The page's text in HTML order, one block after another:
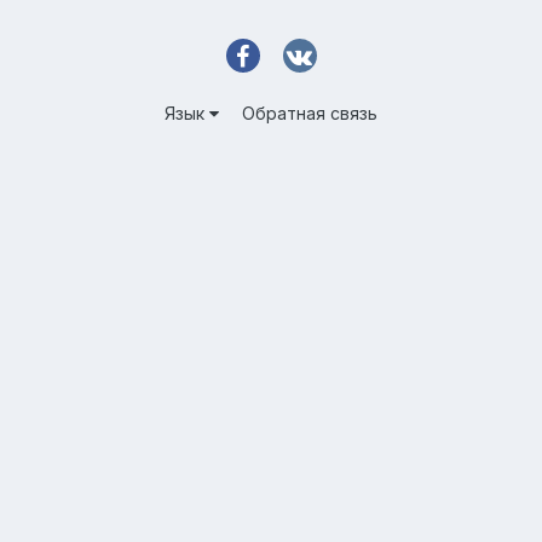
Язык Обратная связь